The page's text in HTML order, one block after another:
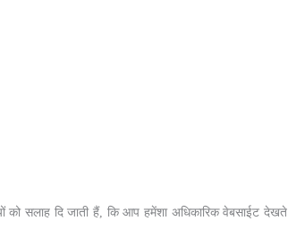
को सलाह दि जाती हैं, कि आप हमेंशा अधिकारिक वेबसाईट देखते